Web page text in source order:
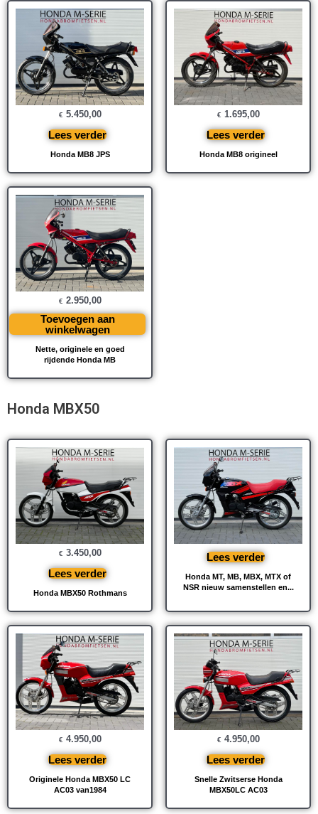
Honda MB8 JPS
€ 5.450,00
Lees verder
Honda MB8 origineel
€ 1.695,00
Lees verder
Nette, originele en goed
rijdende Honda MB
€ 2.950,00
Toevoegen aan
winkelwagen
Honda MBX50
Honda MBX50 Rothmans
€ 3.450,00
Lees verder
Honda MT, MB, MBX, MTX of
NSR nieuw samenstellen en...
Lees verder
Originele Honda MBX50 LC
AC03 van1984
€ 4.950,00
Lees verder
Snelle Zwitserse Honda
MBX50LC AC03
€ 4.950,00
Lees verder